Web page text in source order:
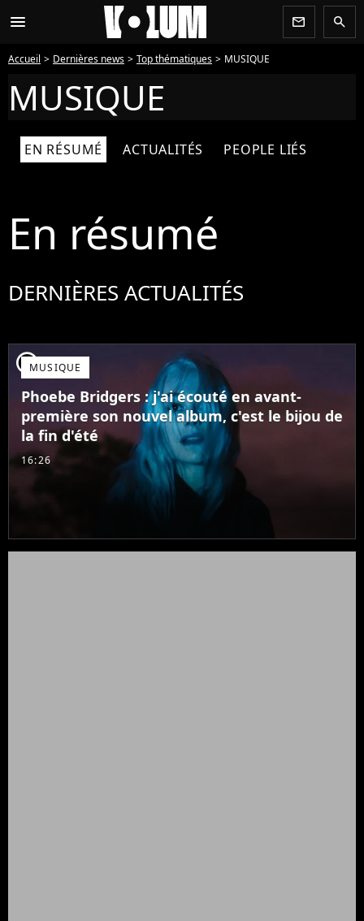
menu newsletter search
Accueil Dernières news Top thématiques MUSIQUE
MUSIQUE
EN RÉSUMÉ ACTUALITÉS PEOPLE LIÉS
En résumé
DERNIÈRES ACTUALITÉS
player2MUSIQUE
Phoebe Bridgers : j'ai écouté en avant-
première son nouvel album, c'est le bijou de
la fin d'été
16:26